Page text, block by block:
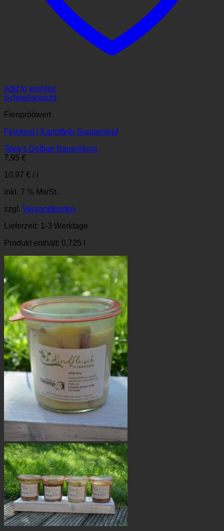
Add to wishlist
Schnellansicht
Fienprööwert
Feinkost | Kartoffeln-Suppentopf
Tepe's Deftige Bauernkost
7,95 €
10,97 € /
inkl. 7 % MwSt.
zzgl. Versandkosten
Lieferzeit: 1-3 Werktage
Produkt enthält: 0,725